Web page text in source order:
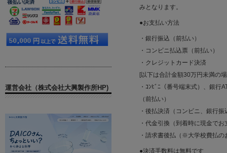
みとなります。
●お支払い方法
・銀行振込（前払い）
・コンビニ払込票（前払い）
・クレジットカード決済
[以下は合計金額30万円未満の
・ｺﾝﾋﾞﾆ（番号端末式）、銀行
（前払い）
・後払決済（コンビニ、銀行
・代金引換（到着時に現金でお
・請求書後払（※大学校費払の
●決済手数料は無料です
運営会社（株式会社大興製作所HP)